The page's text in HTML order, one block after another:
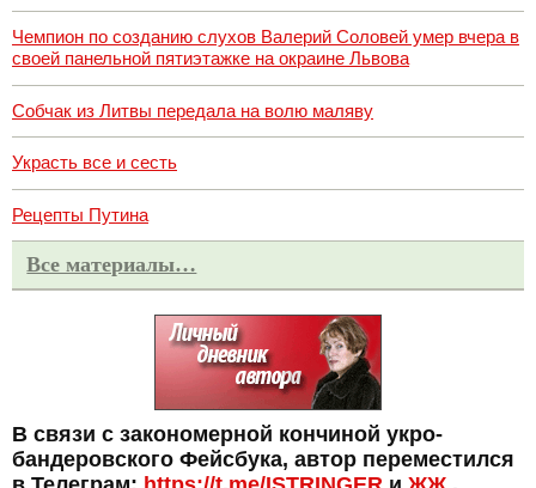
Чемпион по созданию слухов Валерий Соловей умер вчера в
своей панельной пятиэтажке на окраине Львова
Собчак из Литвы передала на волю маляву
Украсть все и сесть
Рецепты Путина
Все материалы…
В связи с закономерной кончиной укро-
бандеровского Фейсбука, автор переместился